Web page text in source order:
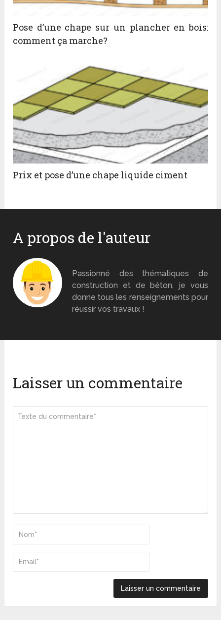
Pose d’une chape sur un plancher en bois:
comment ça marche?
Prix et pose d’une chape liquide ciment
A propos de l'auteur
Passionné des thématiques de
construction et de béton, je vous
donne tous les renseignements pour
réussir vos travaux !
Laisser un commentaire